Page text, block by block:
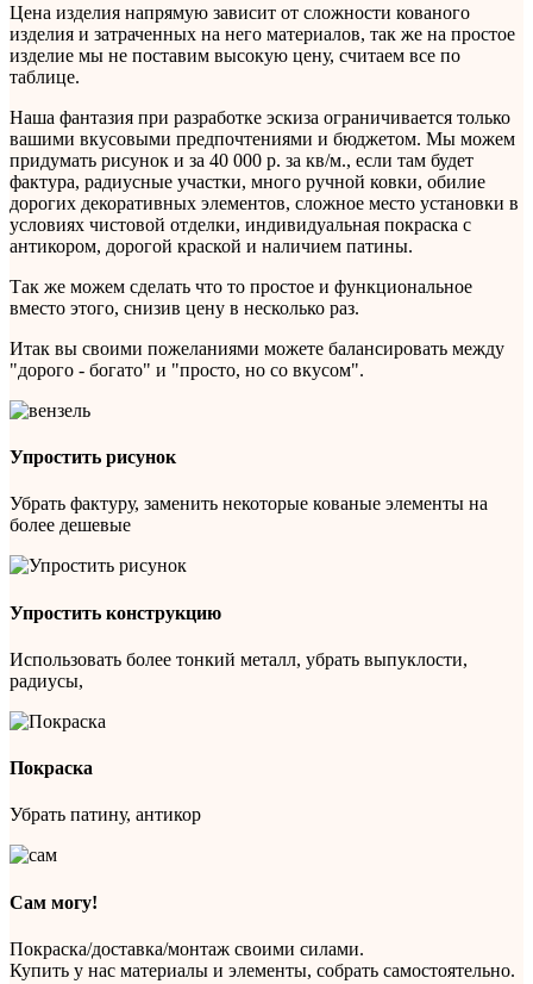
Цена изделия напрямую зависит от сложности кованого
изделия и затраченных на него материалов, так же на простое
изделие мы не поставим высокую цену, считаем все по
таблице.
Наша фантазия при разработке эскиза ограничивается только
вашими вкусовыми предпочтениями и бюджетом. Мы можем
придумать рисунок и за 40 000 р. за кв/м., если там будет
фактура, радиусные участки, много ручной ковки, обилие
дорогих декоративных элементов, сложное место установки в
условиях чистовой отделки, индивидуальная покраска с
антикором, дорогой краской и наличием патины.
Так же можем сделать что то простое и функциональное
вместо этого, снизив цену в несколько раз.
Итак вы своими пожеланиями можете балансировать между
"дорого - богато" и "просто, но со вкусом".
Упростить рисунок
Убрать фактуру, заменить некоторые кованые элементы на
более дешевые
Упростить конструкцию
Использовать более тонкий металл, убрать выпуклости,
радиусы,
Покраска
Убрать патину, антикор
Сам могу!
Покраска/доставка/монтаж своими силами.
Купить у нас материалы и элементы, собрать самостоятельно.